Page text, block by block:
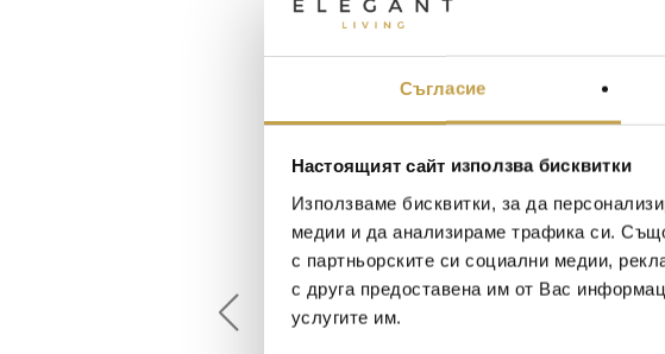
Съгласие
Настоящият сайт използва бисквитки
Използваме бисквитки, за да
медии и да анализираме трафика си.
с партньорските си социални медии,
с друга предоставена им от Вас
услугите им.
Георги Питов
2021-06-01
Много интересни